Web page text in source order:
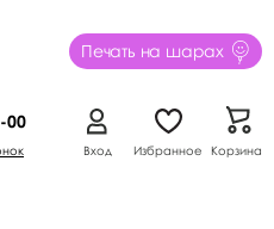
Печать на шарах
00
Вход Избранное Корзина